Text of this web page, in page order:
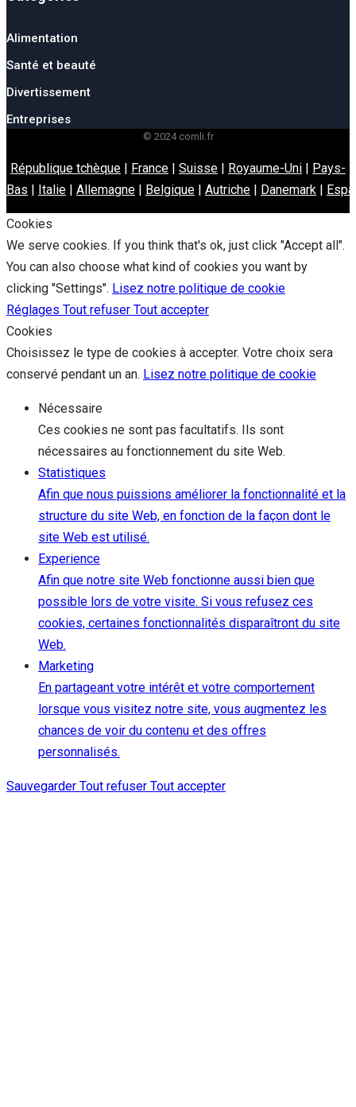
Alimentation
Santé et beauté
Divertissement
Entreprises
© 2024 comli.fr
République tchèque | France | Suisse | Royaume-Uni | Pays-
Bas | Italie | Allemagne | Belgique | Autriche | Danemark |
Cookies
We serve cookies. If you think that's ok, just click "Accept all".
You can also choose what kind of cookies you want by
clicking "Settings". Lisez notre politique de cookie
Réglages Tout refuser Tout accepter
Cookies
Choisissez le type de cookies à accepter. Votre choix sera
conservé pendant un an. Lisez notre politique de cookie
Nécessaire
Ces cookies ne sont pas facultatifs. Ils sont
nécessaires au fonctionnement du site Web.
Statistiques
Afin que nous puissions améliorer la fonctionnalité et la
structure du site Web, en fonction de la façon dont le
site Web est utilisé.
Experience
Afin que notre site Web fonctionne aussi bien que
possible lors de votre visite. Si vous refusez ces
cookies, certaines fonctionnalités disparaîtront du site
Web.
Marketing
En partageant votre intérêt et votre comportement
lorsque vous visitez notre site, vous augmentez les
chances de voir du contenu et des offres
personnalisés.
Sauvegarder Tout refuser Tout accepter